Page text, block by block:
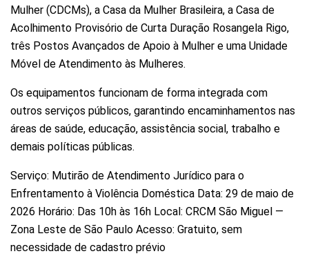
Mulher (CDCMs), a Casa da Mulher Brasileira, a Casa de
Acolhimento Provisório de Curta Duração Rosangela Rigo,
três Postos Avançados de Apoio à Mulher e uma Unidade
Móvel de Atendimento às Mulheres.
Os equipamentos funcionam de forma integrada com
outros serviços públicos, garantindo encaminhamentos nas
áreas de saúde, educação, assistência social, trabalho e
demais políticas públicas.
Serviço: Mutirão de Atendimento Jurídico para o
Enfrentamento à Violência Doméstica Data: 29 de maio de
2026 Horário: Das 10h às 16h Local: CRCM São Miguel —
Zona Leste de São Paulo Acesso: Gratuito, sem
necessidade de cadastro prévio